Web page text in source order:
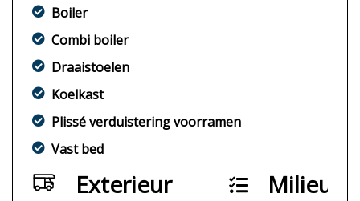
Boiler
Combi boiler
Draaistoelen
Koelkast
Plissé verduistering voorramen
Vast bed
Exterieur Milieu